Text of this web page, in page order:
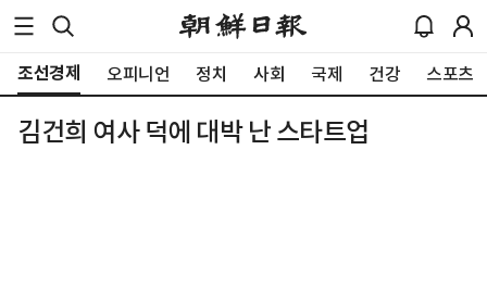
조선경제 오피니언 정치 사회 국제 건강 스포츠
김건희 여사 덕에 대박 난 스타트업